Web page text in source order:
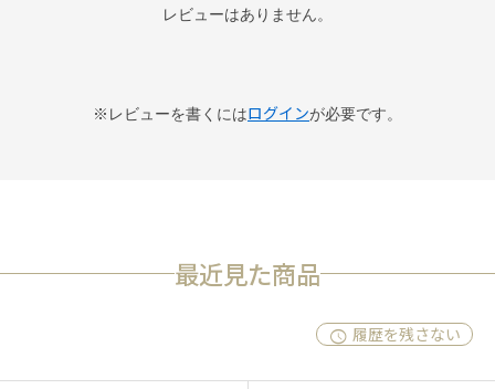
レビューはありません。
※レビューを書くにはログインが必要です。
最近見た商品
履歴を残さない